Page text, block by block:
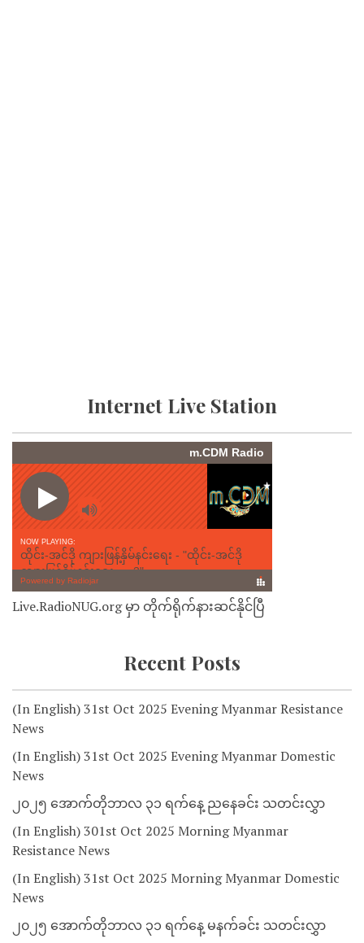
Internet Live Station
Live.RadioNUG.org မှာ တိုက်ရိုက်နားဆင်နိုင်ပြီ
Recent Posts
(In English) 31st Oct 2025 Evening Myanmar Resistance
News
(In English) 31st Oct 2025 Evening Myanmar Domestic
News
၂၀၂၅ အောက်တိုဘာလ ၃၁ ရက်နေ့ ညနေခင်း သတင်းလွှာ
(In English) 301st Oct 2025 Morning Myanmar
Resistance News
(In English) 31st Oct 2025 Morning Myanmar Domestic
News
၂၀၂၅ အောက်တိုဘာလ ၃၁ ရက်နေ့ မနက်ခင်း သတင်းလွှာ